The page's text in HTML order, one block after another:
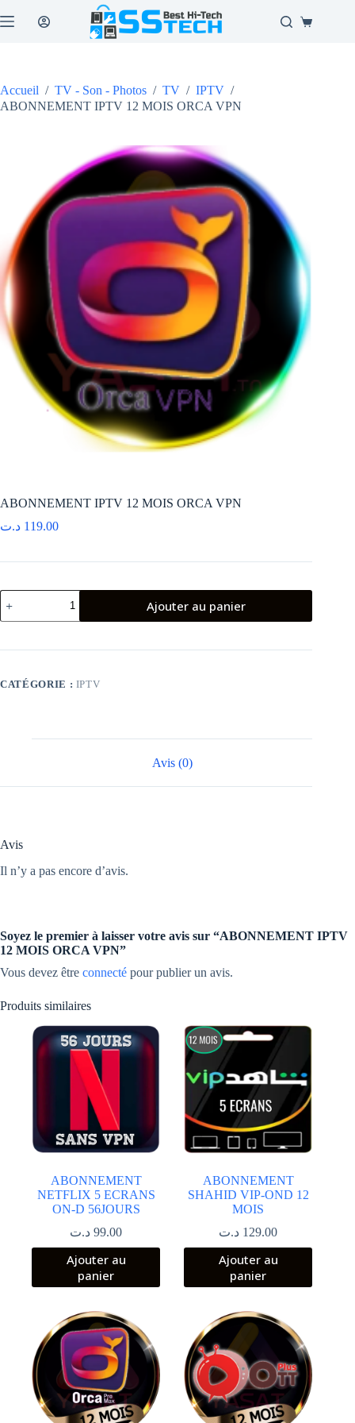
au
Panier
Accueil / TV - Son - Photos / TV / IPTV /
ABONNEMENT IPTV 12 MOIS ORCA VPN
ABONNEMENT IPTV 12 MOIS ORCA VPN
119.00 د.ت
quantité
de
ABONNEMENT
12
ORCA
VPN
Ajouter au panier
CATÉGORIE : IPTV
Avis (0)
Avis
Il n’y a pas encore d’avis.
Soyez le premier à laisser votre avis sur “ABONNEMENT IPTV
12 MOIS ORCA VPN”
Vous devez être connecté pour publier un avis.
Produits similaires
ABONNEMENT
NETFLIX 5 ECRANS
ON-D 56JOURS
99.00 د.ت
Ajouter au
panier
ABONNEMENT
SHAHID VIP-OND 12
MOIS
129.00 د.ت
Ajouter au
panier